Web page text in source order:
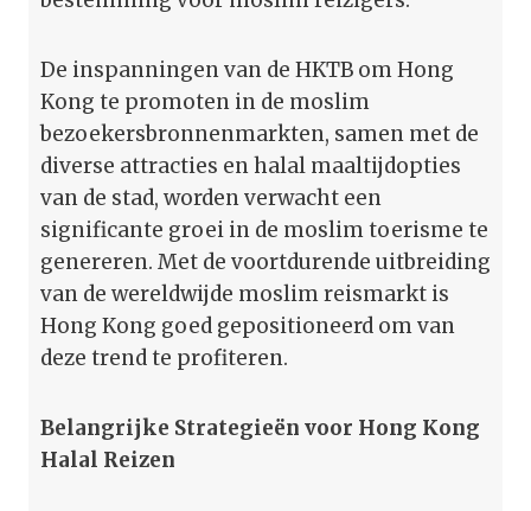
De inspanningen van de HKTB om Hong
Kong te promoten in de moslim
bezoekersbronnenmarkten, samen met de
diverse attracties en halal maaltijdopties
van de stad, worden verwacht een
significante groei in de moslim toerisme te
genereren. Met de voortdurende uitbreiding
van de wereldwijde moslim reismarkt is
Hong Kong goed gepositioneerd om van
deze trend te profiteren.
Belangrijke Strategieën voor Hong Kong
Halal Reizen